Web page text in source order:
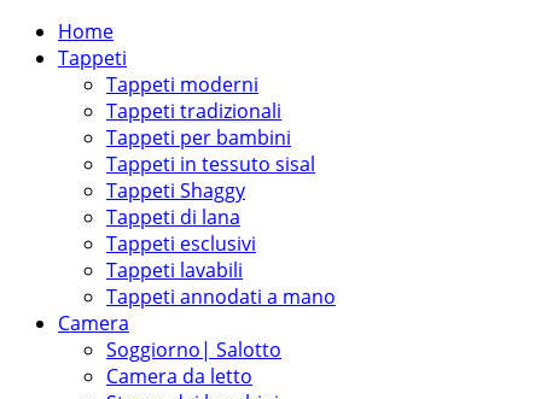
Home
Tappeti
Tappeti moderni
Tappeti tradizionali
Tappeti per bambini
Tappeti in tessuto sisal
Tappeti Shaggy
Tappeti di lana
Tappeti esclusivi
Tappeti lavabili
Tappeti annodati a mano
Camera
Soggiorno| Salotto
Camera da letto